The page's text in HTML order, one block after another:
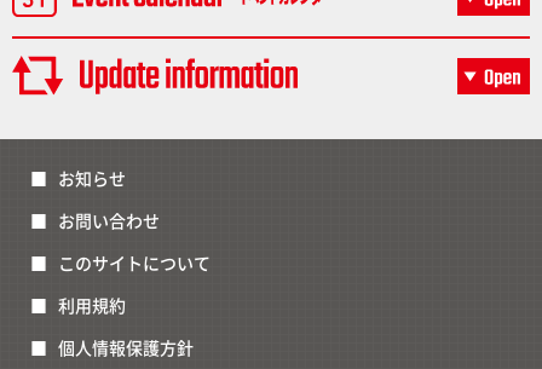
お知らせ
お問い合わせ
このサイトについて
利用規約
個人情報保護方針